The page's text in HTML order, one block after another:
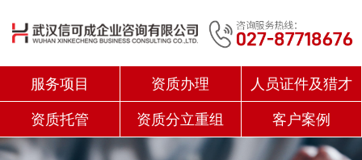
服务项目 资质办理 人员证件及猎才
资质托管 资质分立重组 客户案例